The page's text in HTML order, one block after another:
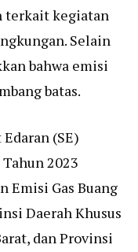
terkait kegiatan
Selain
bahwa emisi
batas.
(SE)
2023
Emisi Gas Buang
Daerah Khusus
dan Provinsi